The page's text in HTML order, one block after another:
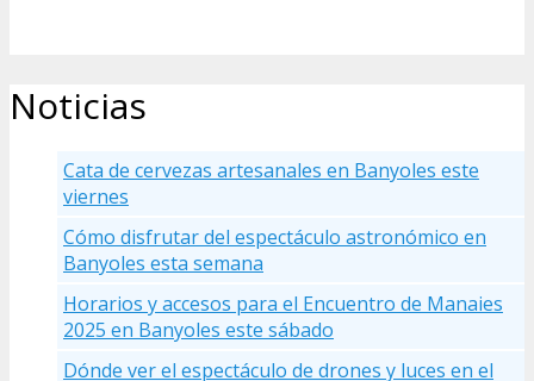
Noticias
Cata de cervezas artesanales en Banyoles este
viernes
Cómo disfrutar del espectáculo astronómico en
Banyoles esta semana
Horarios y accesos para el Encuentro de Manaies
2025 en Banyoles este sábado
Dónde ver el espectáculo de drones y luces en el